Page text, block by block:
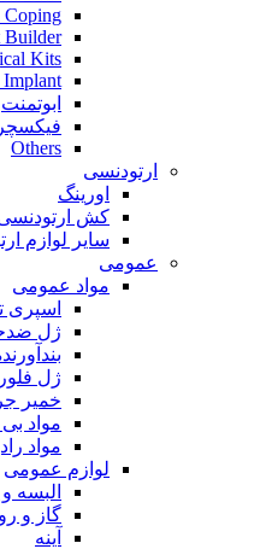
Coping
Builder
Kits
Implant
ابوتمنت
فیکسچر
Others
ارتودنسی
اورینگ
کش
سایر لوازم
عمومی
مواد عمومی
اسپری
ژل
ژل
خمیر
مواد
مواد
لوازم عمومی
البسه
گاز و
آینه